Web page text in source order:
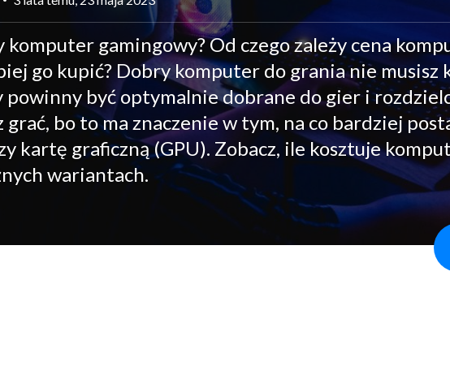
komputer gamingowy? Od czego zależy cena
go kupić? Dobry komputer do grania nie musisz
powinny być optymalnie dobrane do gier i
bo to ma znaczenie w tym, na co bardziej
kartę graficzną (GPU). Zobacz, ile kosztuje
wariantach.